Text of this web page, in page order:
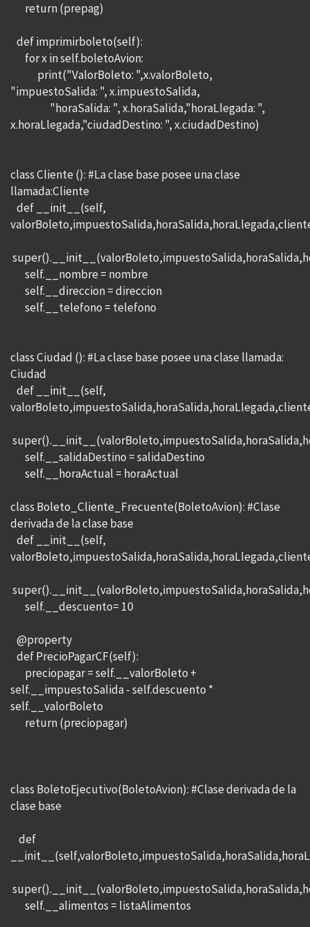
return (prepag)
def imprimirboleto(self):
for x in self.boletoAvion:
print("ValorBoleto: ",x.valorBoleto,
"impuestoSalida: ", x.impuestoSalida,
"horaSalida: ", x.horaSalida,"horaLlegada: ",
x.horaLlegada,"ciudadDestino: ", x.ciudadDestino)
class Cliente (): #La clase base posee una clase
llamada:Cliente
def __init__(self,
self.__nombre = nombre
self.__direccion = direccion
self.__telefono = telefono
class Ciudad (): #La clase base posee una clase llamada:
Ciudad
def __init__(self,
self.__salidaDestino = salidaDestino
self.__horaActual = horaActual
class Boleto_Cliente_Frecuente(BoletoAvion): #Clase
derivada de la clase base
def __init__(self,
self.__descuento= 10
@property
def PrecioPagarCF(self):
preciopagar = self.__valorBoleto +
self.__impuestoSalida - self.descuento *
self.__valorBoleto
return (preciopagar)
class BoletoEjecutivo(BoletoAvion): #Clase derivada de la
clase base
def
self.__alimentos = listaAlimentos